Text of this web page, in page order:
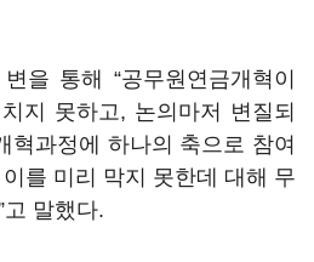
을 통해 “공무원연금개혁이
지 못하고, 논의마저 변질되
혁과정에 하나의 축으로 참여
를 미리 막지 못한데 대해 무
말했다.